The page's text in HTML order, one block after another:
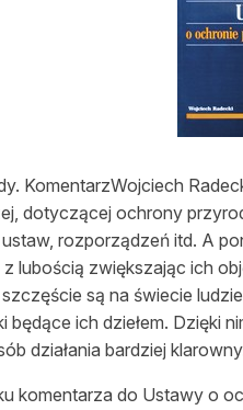
Lasy
KomentarzWojciech
dotyczącej ochrony
rozporządzeń itd. A
lubością zwiększając ich
są na świecie
ich dziełem. Dzięki
działania bardziej
komentarza do Ustawy o